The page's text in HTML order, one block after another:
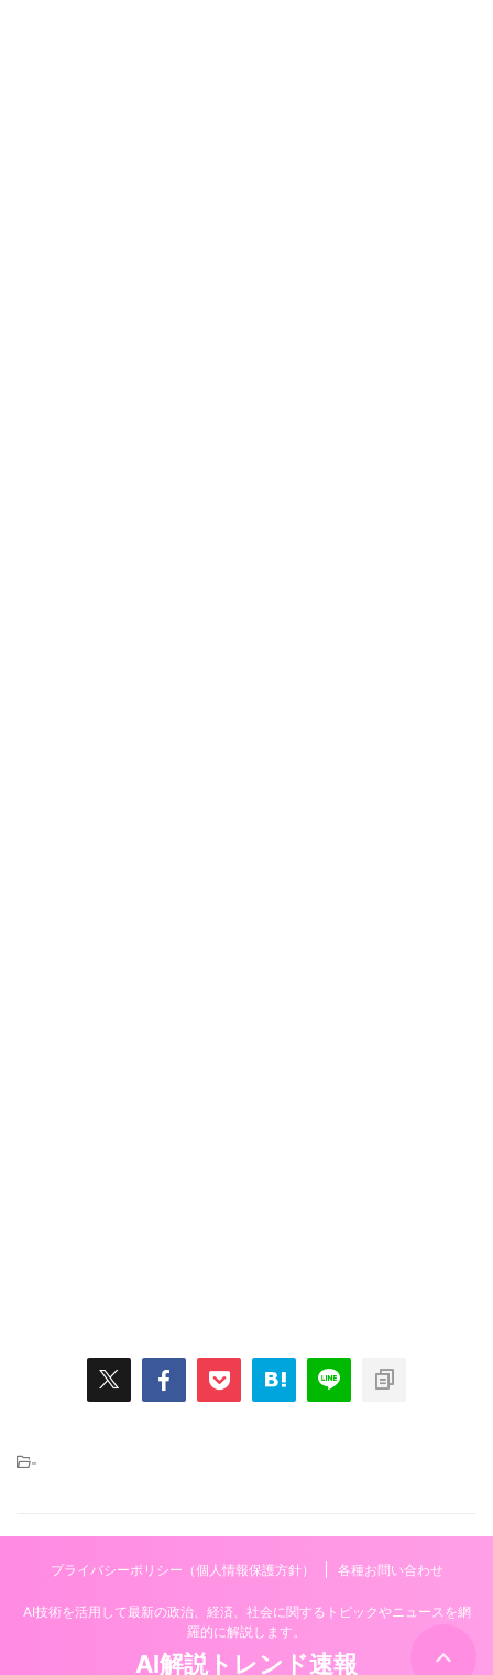
-
プライバシーポリシー（個人情報保護方針） 各種お問い合わせ
AI技術を活用して最新の政治、経済、社会に関するトピックやニュースを網
羅的に解説します。
AI解説トレンド速報